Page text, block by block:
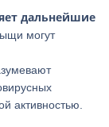
дальнейшие
могут
активностью.